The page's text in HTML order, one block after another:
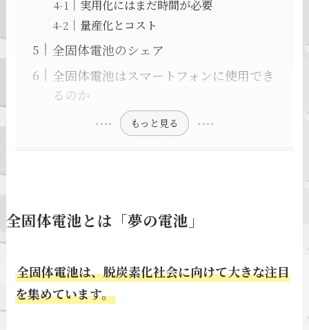
実用化にはまだ時間が必要
量産化とコスト
全固体電池のシェア
全固体電池はスマートフォンに使用でき
るのか
もっと見る
全固体電池とは「夢の電池」
全固体電池は、脱炭素化社会に向けて大きな注目
を集めています。